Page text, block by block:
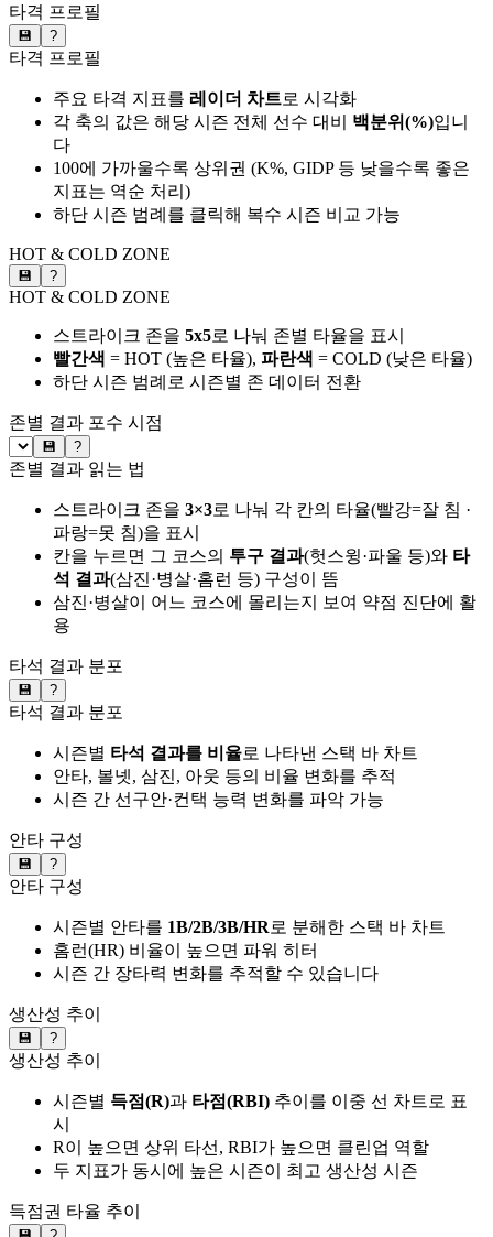
타격 프로필
💾 ?
타격 프로필
주요 타격 지표를 레이더 차트로 시각화
각 축의 값은 해당 시즌 전체 선수 대비 백분위(%)입니
다
100에 가까울수록 상위권 (K%, GIDP 등 낮을수록 좋은
지표는 역순 처리)
하단 시즌 범례를 클릭해 복수 시즌 비교 가능
HOT & COLD ZONE
💾 ?
HOT & COLD ZONE
스트라이크 존을 5x5로 나눠 존별 타율을 표시
빨간색 = HOT (높은 타율), 파란색 = COLD (낮은 타율)
하단 시즌 범례로 시즌별 존 데이터 전환
존별 결과 포수 시점
💾 ?
존별 결과 읽는 법
스트라이크 존을 3×3로 나눠 각 칸의 타율(빨강=잘 침 ·
파랑=못 침)을 표시
칸을 누르면 그 코스의 투구 결과(헛스윙·파울 등)와 타
석 결과(삼진·병살·홈런 등) 구성이 뜸
삼진·병살이 어느 코스에 몰리는지 보여 약점 진단에 활
용
타석 결과 분포
💾 ?
타석 결과 분포
시즌별 타석 결과를 비율로 나타낸 스택 바 차트
안타, 볼넷, 삼진, 아웃 등의 비율 변화를 추적
시즌 간 선구안·컨택 능력 변화를 파악 가능
안타 구성
💾 ?
안타 구성
시즌별 안타를 1B/2B/3B/HR로 분해한 스택 바 차트
홈런(HR) 비율이 높으면 파워 히터
시즌 간 장타력 변화를 추적할 수 있습니다
생산성 추이
💾 ?
생산성 추이
시즌별 득점(R)과 타점(RBI) 추이를 이중 선 차트로 표
시
R이 높으면 상위 타선, RBI가 높으면 클린업 역할
두 지표가 동시에 높은 시즌이 최고 생산성 시즌
득점권 타율 추이